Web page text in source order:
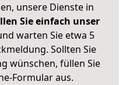
unsere Dienste in
Sie einfach unser
warten Sie etwa 5
Sollten Sie
wünschen, füllen Sie
Formular aus.